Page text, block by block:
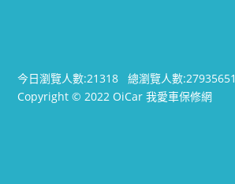
今日瀏覽人數:21318總瀏覽人數:27935651
Copyright © 2022 OiCar 我愛車保修網